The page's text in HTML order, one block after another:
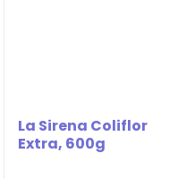
La Sirena Coliflor
Extra, 600g